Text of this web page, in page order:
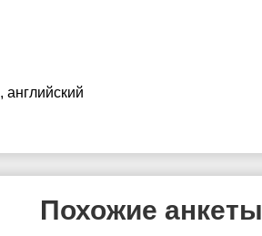
, английский
Похожие анкеты